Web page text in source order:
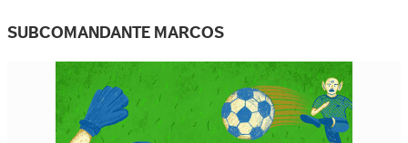
SUBCOMANDANTE MARCOS